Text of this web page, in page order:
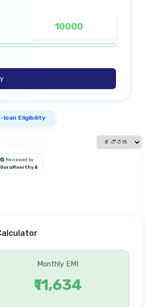
loan Eligibility
Select language
Reviewed by
GuruMoorthy A
Monthly EMI
₹11,634